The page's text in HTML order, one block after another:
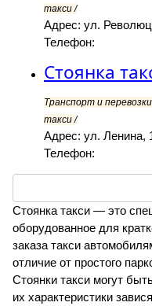
такси /
Адрес: ул.
Телефон:
Стоянка
Транспорт и
такси /
Адрес: ул. Ленина,
Телефон:
Стоянка такси — это
оборудованное для
заказа такси
отличие от простого
Стоянки такси могут
их характеристики